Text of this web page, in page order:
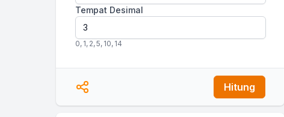
Tempat Desimal
0, 1, 2,5, 10, 14
Hitung